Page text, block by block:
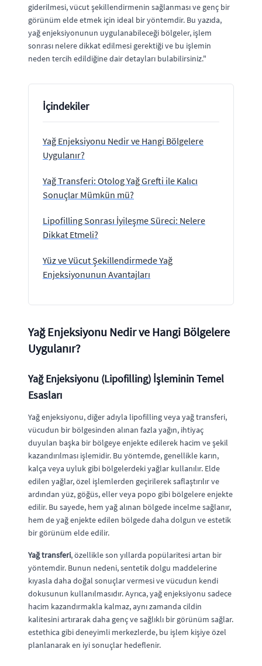
giderilmesi, vücut şekillendirmenin sağlanması ve genç bir
görünüm elde etmek için ideal bir yöntemdir. Bu yazıda,
yağ enjeksiyonunun uygulanabileceği bölgeler, işlem
sonrası nelere dikkat edilmesi gerektiği ve bu işlemin
neden tercih edildiğine dair detayları bulabilirsiniz."
İçindekiler
Yağ Enjeksiyonu Nedir ve Hangi Bölgelere
Uygulanır?
Yağ Transferi: Otolog Yağ Grefti ile Kalıcı
Sonuçlar Mümkün mü?
Lipofilling Sonrası İyileşme Süreci: Nelere
Dikkat Etmeli?
Yüz ve Vücut Şekillendirmede Yağ
Enjeksiyonunun Avantajları
Yağ Enjeksiyonu Nedir ve Hangi Bölgelere
Uygulanır?
Yağ Enjeksiyonu (Lipofilling) İşleminin Temel
Esasları
Yağ enjeksiyonu, diğer adıyla lipofilling veya yağ transferi,
vücudun bir bölgesinden alınan fazla yağın, ihtiyaç
duyulan başka bir bölgeye enjekte edilerek hacim ve şekil
kazandırılması işlemidir. Bu yöntemde, genellikle karın,
kalça veya uyluk gibi bölgelerdeki yağlar kullanılır. Elde
edilen yağlar, özel işlemlerden geçirilerek saflaştırılır ve
ardından yüz, göğüs, eller veya popo gibi bölgelere enjekte
edilir. Bu sayede, hem yağ alınan bölgede incelme sağlanır,
hem de yağ enjekte edilen bölgede daha dolgun ve estetik
bir görünüm elde edilir.
Yağ transferi, özellikle son yıllarda popülaritesi artan bir
yöntemdir. Bunun nedeni, sentetik dolgu maddelerine
kıyasla daha doğal sonuçlar vermesi ve vücudun kendi
dokusunun kullanılmasıdır. Ayrıca, yağ enjeksiyonu sadece
hacim kazandırmakla kalmaz, aynı zamanda cildin
kalitesini artırarak daha genç ve sağlıklı bir görünüm sağlar.
estethica gibi deneyimli merkezlerde, bu işlem kişiye özel
planlanarak en iyi sonuçlar hedeflenir.